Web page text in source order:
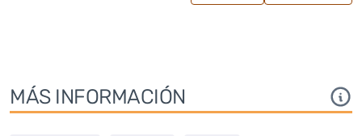
MÁS INFORMACIÓN